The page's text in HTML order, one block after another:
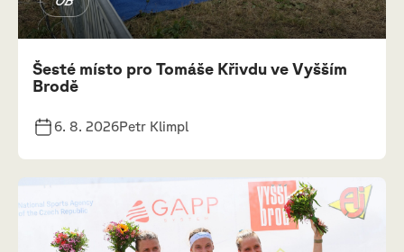
Šesté místo pro Tomáše Křivdu ve Vyšším
Brodě
6. 8. 2026Petr Klimpl